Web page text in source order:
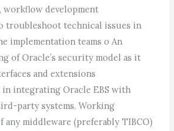
workflow development
troubleshoot technical issues in
implementation teams o An
of Oracle’s security model as it
and extensions
in integrating Oracle EBS with
party systems. Working
any middleware (preferably TIBCO)